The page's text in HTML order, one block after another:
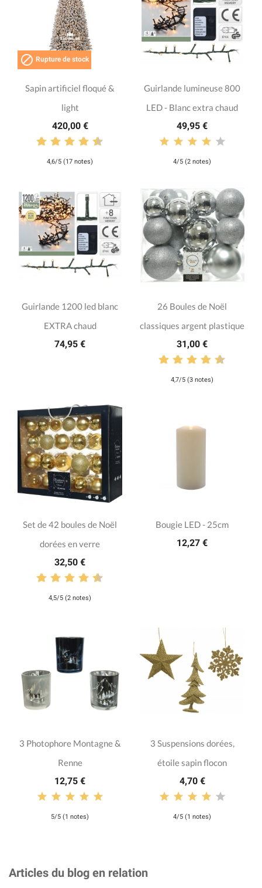
 Rupture de stock
Sapin artificiel floqué &
light
420,00 €
4,6/5 (17 notes)
Guirlande lumineuse 800
LED - Blanc extra chaud
49,95 €
4/5 (2 notes)
Guirlande 1200 led blanc
EXTRA chaud
74,95 €
26 Boules de Noël
classiques argent plastique
31,00 €
4,7/5 (3 notes)
Set de 42 boules de Noël
dorées en verre
32,50 €
4,5/5 (2 notes)
Bougie LED - 25cm
12,27 €
3 Photophore Montagne &
Renne
12,75 €
5/5 (1 notes)
3 Suspensions dorées,
étoile sapin flocon
4,70 €
4/5 (1 notes)
Articles du blog en relation